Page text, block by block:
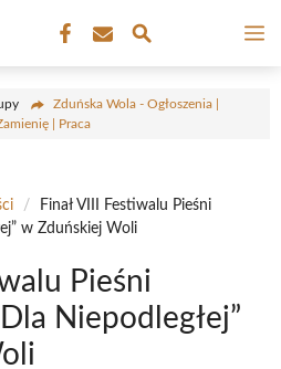
Zduńska Wola - Ogłoszenia |
| Praca
/
Finał VIII Festiwalu Pieśni
w Zduńskiej Woli
Pieśni
Niepodległej”